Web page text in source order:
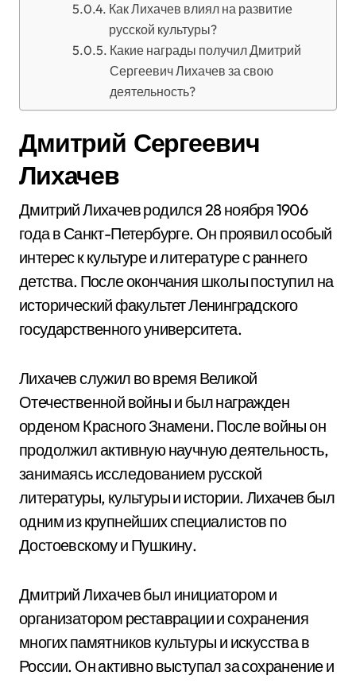
Как Лихачев влиял на развитие
русской культуры?
Какие награды получил Дмитрий
Сергеевич Лихачев за свою
деятельность?
Дмитрий Сергеевич
Лихачев
Дмитрий Лихачев родился 28 ноября 1906
года в Санкт-Петербурге. Он проявил особый
интерес к культуре и литературе с раннего
детства. После окончания школы поступил на
исторический факультет Ленинградского
государственного университета.
Лихачев служил во время Великой
Отечественной войны и был награжден
орденом Красного Знамени. После войны он
продолжил активную научную деятельность,
занимаясь исследованием русской
литературы, культуры и истории. Лихачев был
одним из крупнейших специалистов по
Достоевскому и Пушкину.
Дмитрий Лихачев был инициатором и
организатором реставрации и сохранения
многих памятников культуры и искусства в
России. Он активно выступал за сохранение и